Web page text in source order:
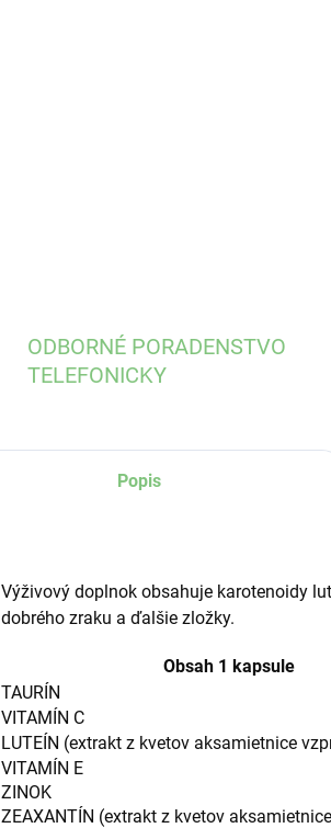
ODBORNÉ PORADENSTVO
TELEFONICKY
Popis
Výživový doplnok obsahuje karotenoidy
dobrého zraku a ďalšie zložky.
Obsah 1 kapsule
TAURÍN
VITAMÍN C
LUTEÍN (extrakt z kvetov aksamietnice
VITAMÍN E
ZINOK
ZEAXANTÍN (extrakt z kvetov